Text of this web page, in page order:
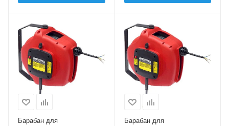
Барабан для
Барабан для